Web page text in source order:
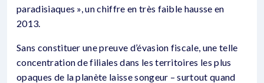
paradisiaques », un chiffre en très faible hausse en
2013.
Sans constituer une preuve d’évasion fiscale, une telle
concentration de filiales dans les territoires les plus
opaques de la planète laisse songeur – surtout quand